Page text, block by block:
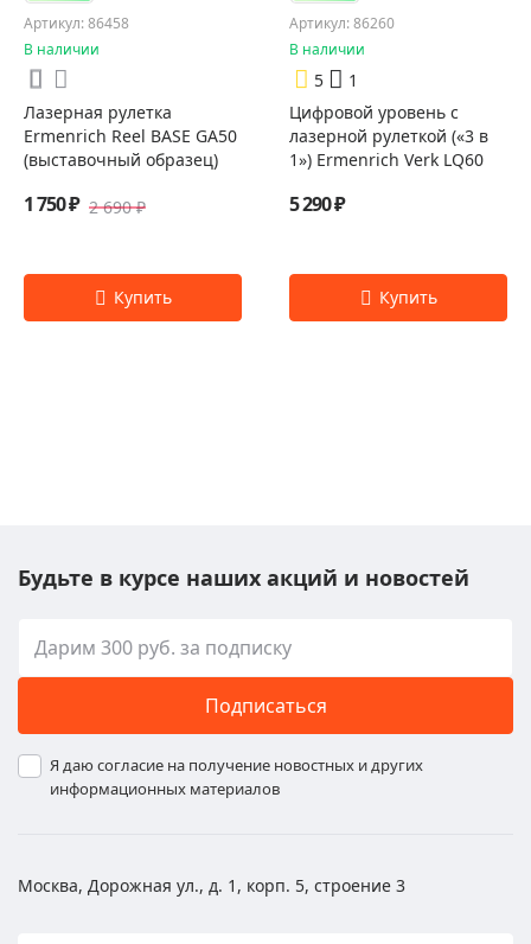
Артикул: 86458
В наличии
Лазерная рулетка
Ermenrich Reel BASE GA50
(выставочный образец)
1 750 ₽ 2 690 ₽
Артикул: 86260
В наличии
5
1
Цифровой уровень с
лазерной рулеткой («3 в
1») Ermenrich Verk LQ60
5 290 ₽
Будьте в курсе наших акций и новостей
Подписаться
Я даю согласие на получение новостных и других
информационных материалов
Москва, Дорожная ул., д. 1, корп. 5, строение 3